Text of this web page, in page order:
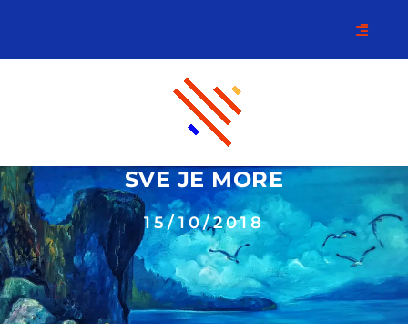
SVE JE MORE
15/10/2018